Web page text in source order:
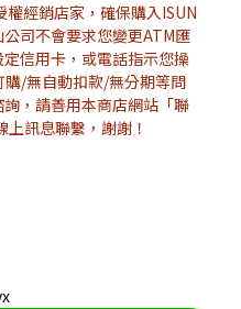
權經銷店家，確保購入ISUN
司不會要求您變更ATM匯
信用卡，或電話指示您操
/無自動扣款/無分期等問
，請善用本商店網站「聯
訊息聯繫，謝謝！